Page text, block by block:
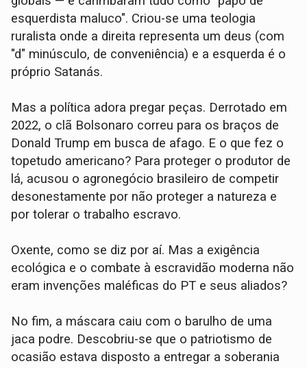
esquerdista maluco". Criou-se uma teologia
ruralista onde a direita representa um deus (com
"d" minúsculo, de conveniência) e a esquerda é o
próprio Satanás.
Mas a política adora pregar peças. Derrotado em
2022, o clã Bolsonaro correu para os braços de
Donald Trump em busca de afago. E o que fez o
topetudo americano? Para proteger o produtor de
lá, acusou o agronegócio brasileiro de competir
desonestamente por não proteger a natureza e
por tolerar o trabalho escravo.
Oxente, como se diz por aí. Mas a exigência
ecológica e o combate à escravidão moderna não
eram invenções maléficas do PT e seus aliados?
No fim, a máscara caiu com o barulho de uma
jaca podre. Descobriu-se que o patriotismo de
ocasião estava disposto a entregar a soberania